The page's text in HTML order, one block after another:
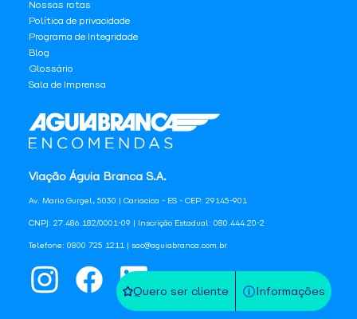
Quero ser cliente Informações
Viação Águia Branca S.A.
Av. Mario Gurgel, 5030 | Cariacica - ES - CEP: 29145-901
CNPJ: 27.486.182/0001-09 | Inscrição Estadual: 080.444.20-2
Telefone: 0800 725 1211 | sac@aguiabranca.com.br
Nossas rotas
Política de privacidade
Programa de Integridade
Blog
Glossário
Sala de Imprensa